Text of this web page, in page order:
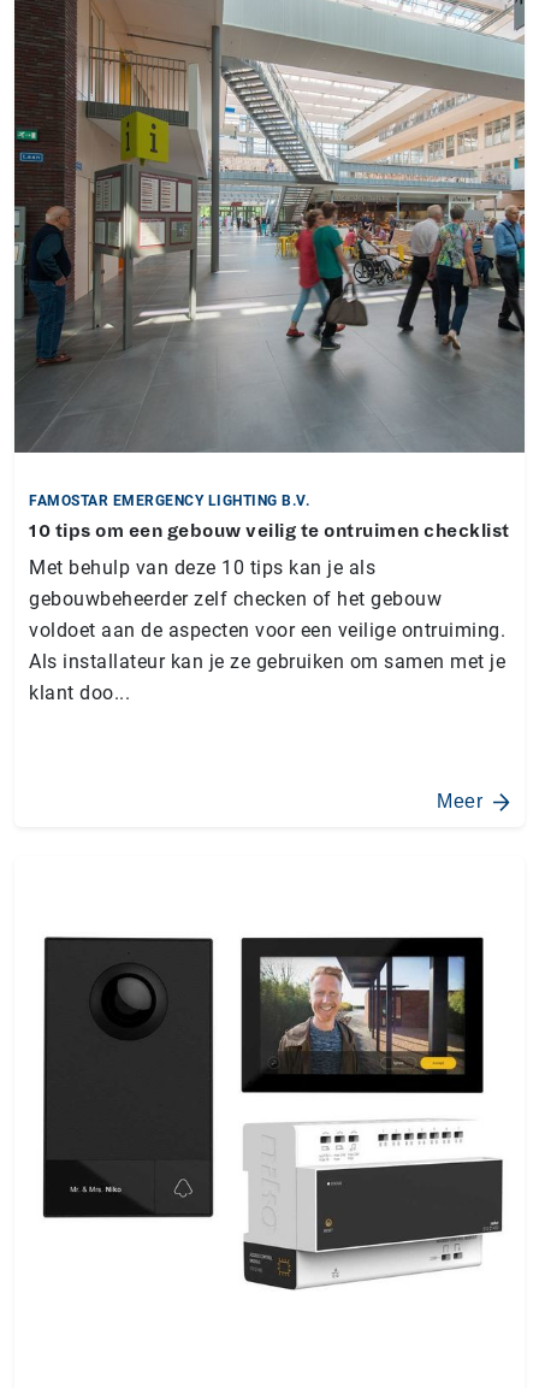
FAMOSTAR EMERGENCY LIGHTING B.V.
10 tips om een gebouw veilig te ontruimen checklist
Met behulp van deze 10 tips kan je als
gebouwbeheerder zelf checken of het gebouw
voldoet aan de aspecten voor een veilige ontruiming.
Als installateur kan je ze gebruiken om samen met je
klant doo...
Meer